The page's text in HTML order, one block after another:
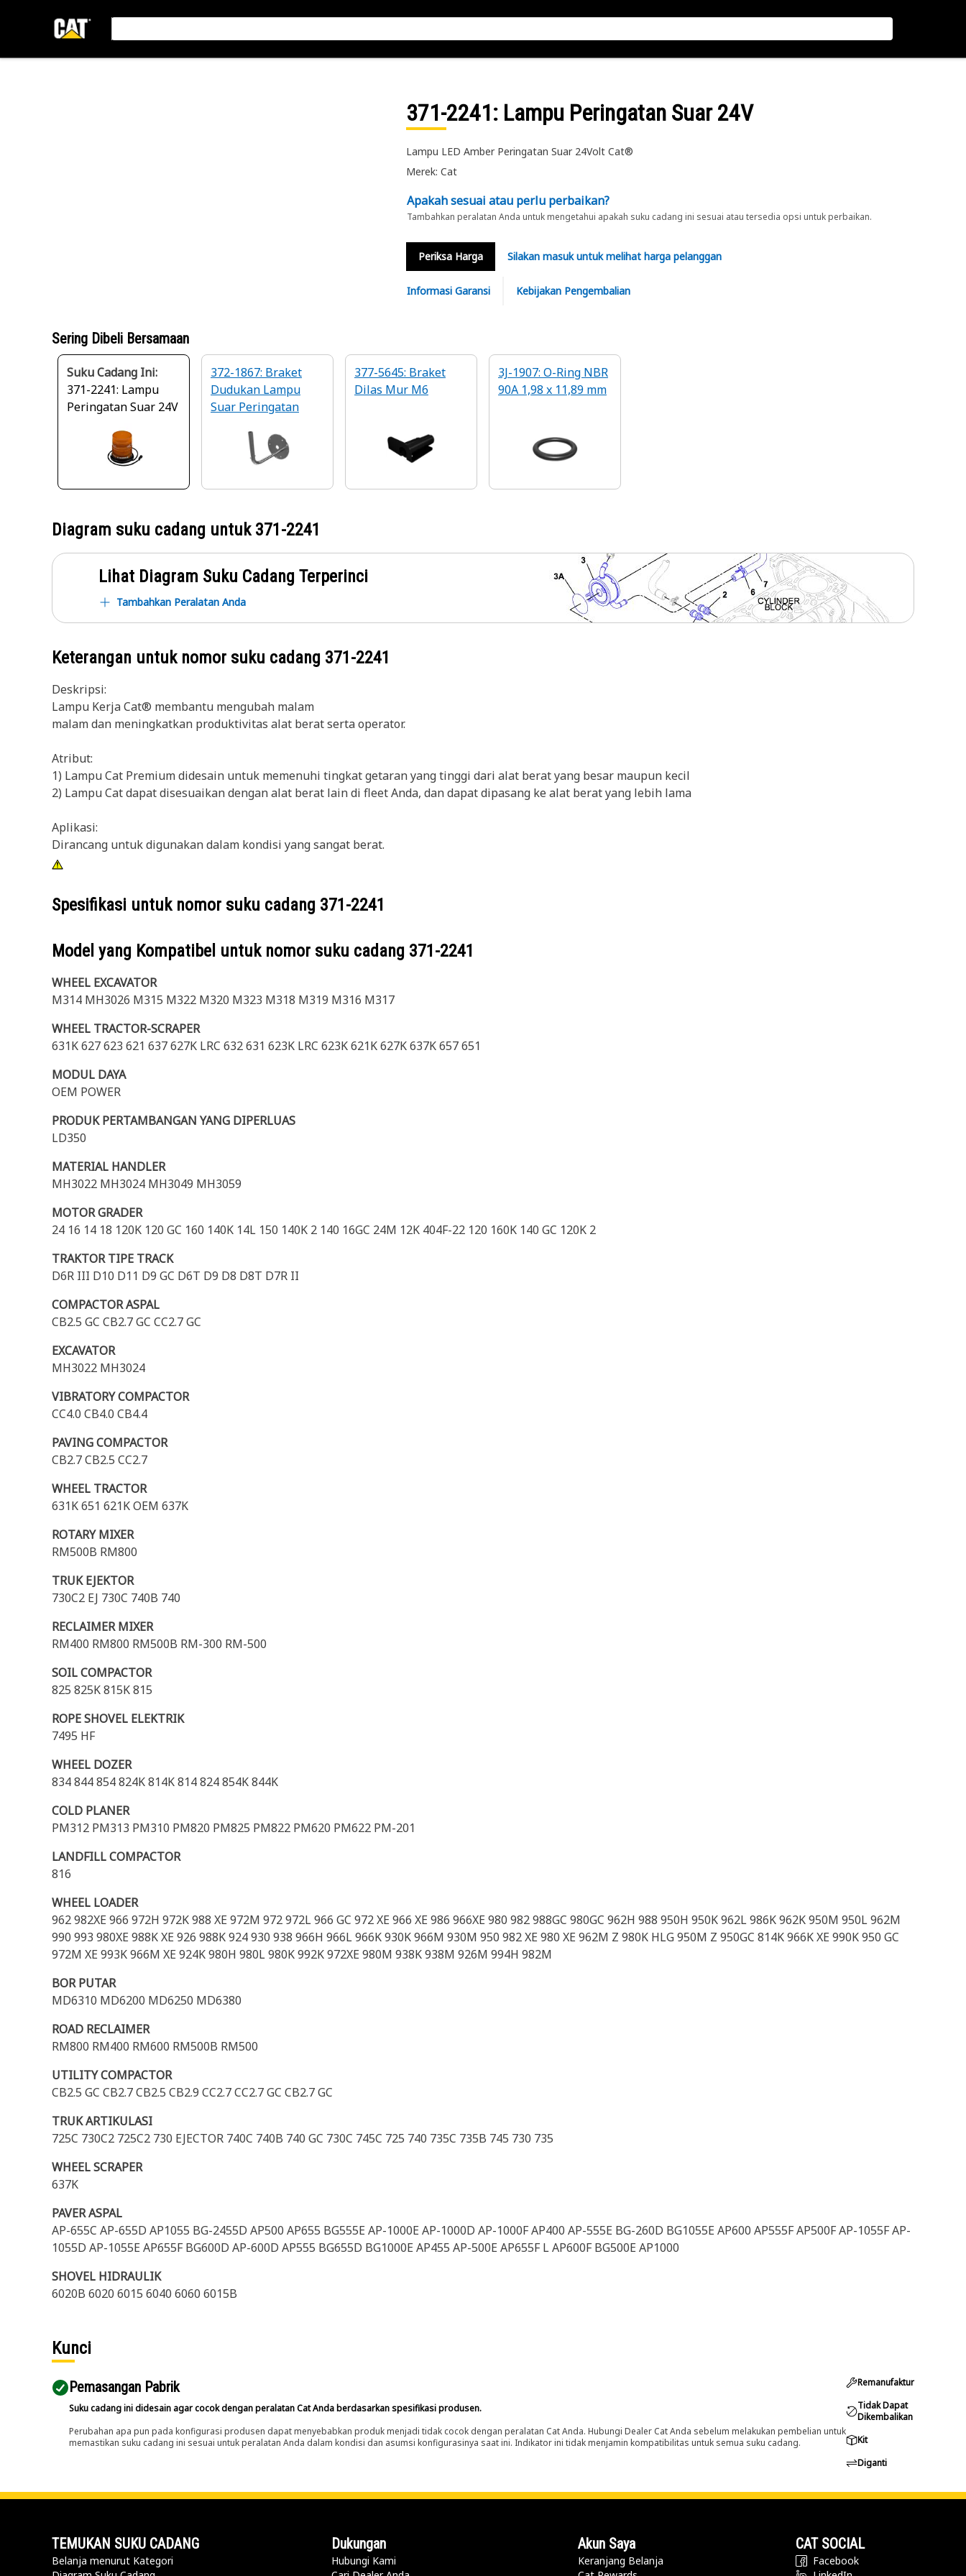
371-2241: Lampu Peringatan Suar 24V
Lampu LED Amber Peringatan Suar 24Volt Cat®
Merek: Cat
Apakah sesuai atau perlu perbaikan?
Tambahkan peralatan Anda untuk mengetahui apakah suku cadang ini sesuai atau tersedia opsi untuk perbaikan.
Periksa Harga Silakan masuk untuk melihat harga pelanggan
Informasi Garansi Kebijakan Pengembalian
Sering Dibeli Bersamaan
Suku Cadang Ini:
371-2241: Lampu
Peringatan Suar 24V
372-1867: Braket
Dudukan Lampu
Suar Peringatan
377-5645: Braket
Dilas Mur M6
3J-1907: O-Ring NBR
90A 1,98 x 11,89 mm
Diagram suku cadang untuk371-2241
Lihat Diagram Suku Cadang Terperinci
Tambahkan Peralatan Anda
Keterangan untuk nomor suku cadang 371-2241
Deskripsi:
Lampu Kerja Cat® membantu mengubah malam
malam dan meningkatkan produktivitas alat berat serta operator.
Atribut:
1) Lampu Cat Premium didesain untuk memenuhi tingkat getaran yang tinggi dari alat berat yang besar maupun kecil
2) Lampu Cat dapat disesuaikan dengan alat berat lain di fleet Anda, dan dapat dipasang ke alat berat yang lebih lama
Aplikasi:
Dirancang untuk digunakan dalam kondisi yang sangat berat.
Spesifikasi untuk nomor suku cadang 371-2241
Model yang Kompatibel untuk nomor suku cadang 371-2241
WHEEL EXCAVATOR
M314 MH3026 M315 M322 M320 M323 M318 M319 M316 M317
WHEEL TRACTOR-SCRAPER
631K 627 623 621 637 627K LRC 632 631 623K LRC 623K 621K 627K 637K 657 651
MODUL DAYA
OEM POWER
PRODUK PERTAMBANGAN YANG DIPERLUAS
LD350
MATERIAL HANDLER
MH3022 MH3024 MH3049 MH3059
MOTOR GRADER
24 16 14 18 120K 120 GC 160 140K 14L 150 140K 2 140 16GC 24M 12K 404F-22 120 160K 140 GC 120K 2
TRAKTOR TIPE TRACK
D6R III D10 D11 D9 GC D6T D9 D8 D8T D7R II
COMPACTOR ASPAL
CB2.5 GC CB2.7 GC CC2.7 GC
EXCAVATOR
MH3022 MH3024
VIBRATORY COMPACTOR
CC4.0 CB4.0 CB4.4
PAVING COMPACTOR
CB2.7 CB2.5 CC2.7
WHEEL TRACTOR
631K 651 621K OEM 637K
ROTARY MIXER
RM500B RM800
TRUK EJEKTOR
730C2 EJ 730C 740B 740
RECLAIMER MIXER
RM400 RM800 RM500B RM-300 RM-500
SOIL COMPACTOR
825 825K 815K 815
ROPE SHOVEL ELEKTRIK
7495 HF
WHEEL DOZER
834 844 854 824K 814K 814 824 854K 844K
COLD PLANER
PM312 PM313 PM310 PM820 PM825 PM822 PM620 PM622 PM-201
LANDFILL COMPACTOR
816
WHEEL LOADER
962 982XE 966 972H 972K 988 XE 972M 972 972L 966 GC 972 XE 966 XE 986 966XE 980 982 988GC 980GC 962H 988 950H 950K 962L 986K 962K 950M 950L 962M
990 993 980XE 988K XE 926 988K 924 930 938 966H 966L 966K 930K 966M 930M 950 982 XE 980 XE 962M Z 980K HLG 950M Z 950GC 814K 966K XE 990K 950 GC
972M XE 993K 966M XE 924K 980H 980L 980K 992K 972XE 980M 938K 938M 926M 994H 982M
BOR PUTAR
MD6310 MD6200 MD6250 MD6380
ROAD RECLAIMER
RM800 RM400 RM600 RM500B RM500
UTILITY COMPACTOR
CB2.5 GC CB2.7 CB2.5 CB2.9 CC2.7 CC2.7 GC CB2.7 GC
TRUK ARTIKULASI
725C 730C2 725C2 730 EJECTOR 740C 740B 740 GC 730C 745C 725 740 735C 735B 745 730 735
WHEEL SCRAPER
637K
PAVER ASPAL
AP-655C AP-655D AP1055 BG-2455D AP500 AP655 BG555E AP-1000E AP-1000D AP-1000F AP400 AP-555E BG-260D BG1055E AP600 AP555F AP500F AP-1055F AP-
1055D AP-1055E AP655F BG600D AP-600D AP555 BG655D BG1000E AP455 AP-500E AP655F L AP600F BG500E AP1000
SHOVEL HIDRAULIK
6020B 6020 6015 6040 6060 6015B
Kunci
Pemasangan Pabrik
Suku cadang ini didesain agar cocok dengan peralatan Cat Anda berdasarkan spesifikasi produsen.
Perubahan apa pun pada konfigurasi produsen dapat menyebabkan produk menjadi tidak cocok dengan peralatan Cat Anda. Hubungi Dealer Cat Anda sebelum melakukan pembelian untuk
memastikan suku cadang ini sesuai untuk peralatan Anda dalam kondisi dan asumsi konfigurasinya saat ini. Indikator ini tidak menjamin kompatibilitas untuk semua suku cadang.
Remanufaktur
Tidak Dapat
Dikembalikan
Kit
Diganti
TEMUKAN SUKU CADANG
Belanja menurut Kategori
Dukungan
Hubungi Kami
Akun Saya
Keranjang Belanja
CAT SOCIAL
Facebook